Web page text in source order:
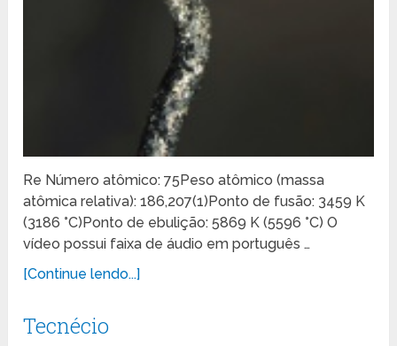
Re Número atômico: 75Peso atômico (massa
atômica relativa): 186,207(1)Ponto de fusão: 3459 K
(3186 °C)Ponto de ebulição: 5869 K (5596 °C) O
vídeo possui faixa de áudio em português …
[Continue lendo...]
Tecnécio